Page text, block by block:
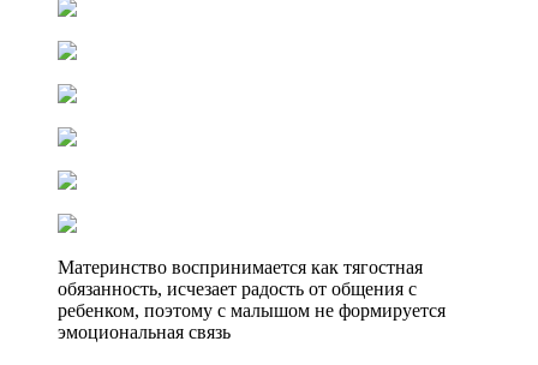
Материнство воспринимается как тягостная
обязанность, исчезает радость от общения с
ребенком, поэтому с малышом не формируется
эмоциональная связь